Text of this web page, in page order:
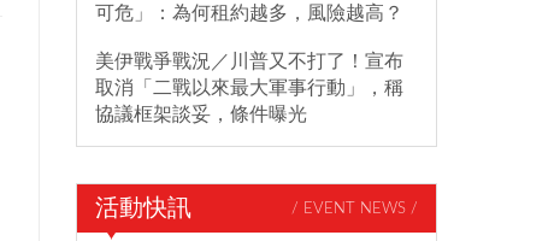
可危」：為何租約越多，風險越高？
美伊戰爭戰況／川普又不打了！宣布
取消「二戰以來最大軍事行動」，稱
協議框架談妥，條件曝光
活動快訊 / EVENT NEWS /